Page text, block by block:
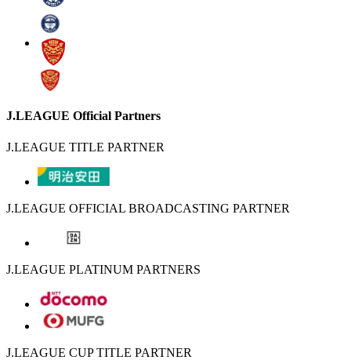
J.LEAGUE Official Partners
J.LEAGUE TITLE PARTNER
J.LEAGUE OFFICIAL BROADCASTING PARTNER
J.LEAGUE PLATINUM PARTNERS
J.LEAGUE CUP TITLE PARTNER